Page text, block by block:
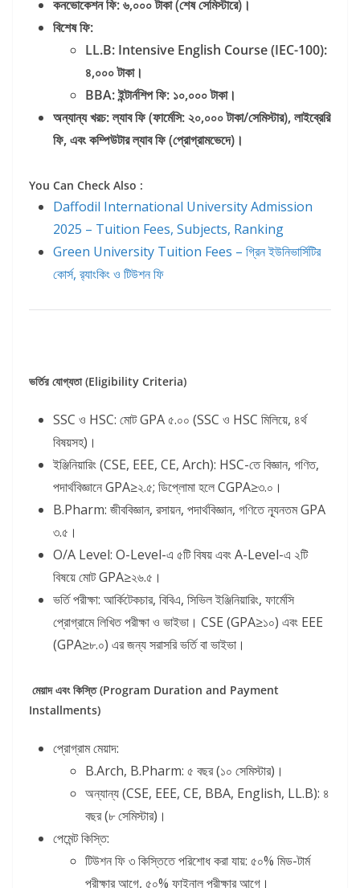
কনভোকেশনফি:৬,০০০টাকা (শেষসেমিস্টারে) ।
বিশেষফি:
LL.B: Intensive English Course (IEC-100):
৪,০০০টাকা।
BBA:ইন্টার্নশিপফি: ১০,০০০টাকা।
অন্যান্যখরচ:ল্যাবফি (ফার্মেসি:২০,০০০টাকা/সেমিস্টার),লাইব্রেরি
ফি,এবংকম্পিউটারল্যাবফি (প্রোগ্রামভেদে) ।
You Can Check Also :
Daffodil International University Admission
2025 – Tuition Fees, Subjects, Ranking
Green University Tuition Fees – গ্রিন ইউনিভার্সিটির
কোর্স, র‍্যাংকিং ও টিউশন ফি
ভর্তির যোগ্যতা (Eligibility Criteria)
SSC ও HSC: মোট GPA ৫.০০ (SSC ও HSC মিলিয়ে, ৪র্থ
বিষয়সহ)।
ইঞ্জিনিয়ারিং (CSE, EEE, CE, Arch): HSC-তে বিজ্ঞান, গণিত,
পদার্থবিজ্ঞানে GPA≥২.৫; ডিপ্লোমা হলে CGPA≥৩.০।
B.Pharm: জীববিজ্ঞান, রসায়ন, পদার্থবিজ্ঞান, গণিতে ন্যূনতম GPA
৩.৫।
O/A Level: O-Level-এ ৫টি বিষয় এবং A-Level-এ ২টি
বিষয়ে মোট GPA≥২৬.৫।
ভর্তি পরীক্ষা: আর্কিটেকচার, বিবিএ, সিভিল ইঞ্জিনিয়ারিং, ফার্মেসি
প্রোগ্রামে লিখিত পরীক্ষা ও ভাইভা। CSE (GPA≥১০) এবং EEE
(GPA≥৮.০) এর জন্য সরাসরি ভর্তি বা ভাইভা।
মেয়াদএবংকিস্তি (Program Duration and Payment
Installments)
প্রোগ্রাম মেয়াদ:
B.Arch, B.Pharm: ৫ বছর (১০ সেমিস্টার)।
অন্যান্য (CSE, EEE, CE, BBA, English, LL.B): ৪
বছর (৮ সেমিস্টার)।
পেমেন্ট কিস্তি:
টিউশন ফি ৩ কিস্তিতে পরিশোধ করা যায়: ৫০% মিড-টার্ম
পরীক্ষার আগে, ৫০% ফাইনাল পরীক্ষার আগে।